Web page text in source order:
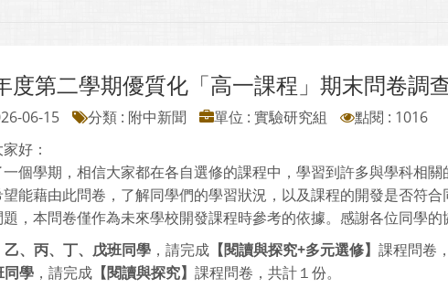
度第二學期優質化「高一課程」期末問卷調
06-15 分類 : 附中新聞 單位 : 實驗研究組
點閱 : 1016
好：
學期，相信大家都在各自選修的課程中，學習到許多與學科相關
能藉由此問卷，了解同學們的學習狀況，以及課程的開發是否符
，本問卷僅作為未來學校開發課程時參考的依據。感謝各位同學的
、丙、丁、戊班同學，請完成【閱讀與探究+多元選修】 課程問卷
同學，請完成【閱讀與探究】 課程問卷，共計１份。